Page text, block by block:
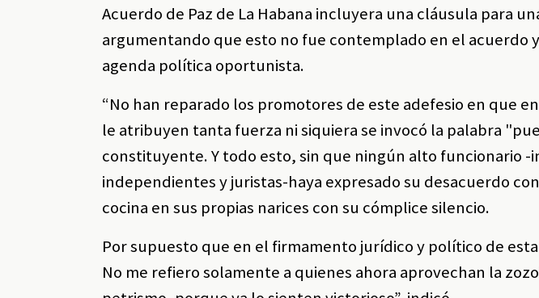
Acuerdo de Paz de La Habana incluyera una cláusula para
argumentando que esto no fue contemplado en el acuerdo
agenda política oportunista.
“No han reparado los promotores de este adefesio en que
le atribuyen tanta fuerza ni siquiera se invocó la palabra
constituyente. Y todo esto, sin que ningún alto funcionario -
independientes y juristas-haya expresado su desacuerdo
cocina en sus propias narices con su cómplice silencio.
Por supuesto que en el firmamento jurídico y político de
No me refiero solamente a quienes ahora aprovechan la